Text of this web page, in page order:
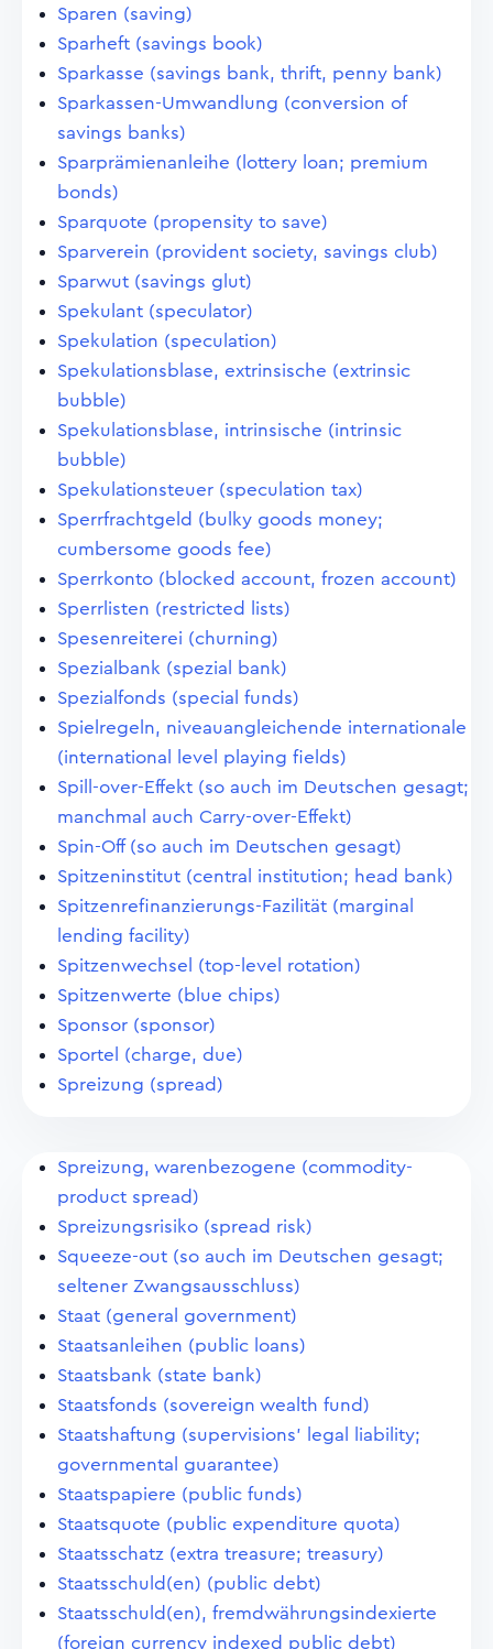
Sparen (saving)
Sparheft (savings book)
Sparkasse (savings bank, thrift, penny bank)
Sparkassen-Umwandlung (conversion of
savings banks)
Sparprämienanleihe (lottery loan; premium
bonds)
Sparquote (propensity to save)
Sparverein (provident society, savings club)
Sparwut (savings glut)
Spekulant (speculator)
Spekulation (speculation)
Spekulationsblase, extrinsische (extrinsic
bubble)
Spekulationsblase, intrinsische (intrinsic
bubble)
Spekulationsteuer (speculation tax)
Sperrfrachtgeld (bulky goods money;
cumbersome goods fee)
Sperrkonto (blocked account, frozen account)
Sperrlisten (restricted lists)
Spesenreiterei (churning)
Spezialbank (spezial bank)
Spezialfonds (special funds)
Spielregeln, niveauangleichende internationale
(international level playing fields)
Spill-over-Effekt (so auch im Deutschen gesagt;
manchmal auch Carry-over-Effekt)
Spin-Off (so auch im Deutschen gesagt)
Spitzeninstitut (central institution; head bank)
Spitzenrefinanzierungs-Fazilität (marginal
lending facility)
Spitzenwechsel (top-level rotation)
Spitzenwerte (blue chips)
Sponsor (sponsor)
Sportel (charge, due)
Spreizung (spread)
Spreizung, warenbezogene (commodity-
product spread)
Spreizungsrisiko (spread risk)
Squeeze-out (so auch im Deutschen gesagt;
seltener Zwangsausschluss)
Staat (general government)
Staatsanleihen (public loans)
Staatsbank (state bank)
Staatsfonds (sovereign wealth fund)
Staatshaftung (supervisions' legal liability;
governmental guarantee)
Staatspapiere (public funds)
Staatsquote (public expenditure quota)
Staatsschatz (extra treasure; treasury)
Staatsschuld(en) (public debt)
Staatsschuld(en), fremdwährungsindexierte
(foreign currency indexed public debt)